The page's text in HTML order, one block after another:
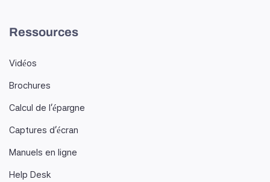
Ressources
Vidéos
Brochures
Calcul de l'épargne
Captures d'écran
Manuels en ligne
Help Desk